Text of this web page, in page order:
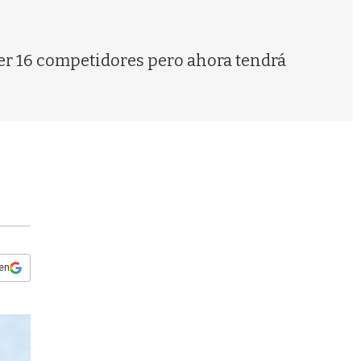
16 competidores pero ahora tendrá